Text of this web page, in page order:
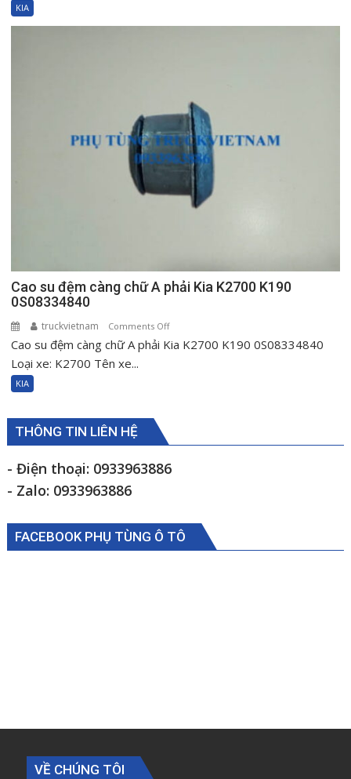
K190
0S08334840
KIA
Cao su đệm càng chữ A phải Kia K2700 K190
0S08334840
truckvietnam Comments Offon
Cao
phải
Kia
Cao su đệm càng chữ A phải Kia K2700 K190 0S08334840
Loại xe: K2700 Tên xe...
KIA
THÔNG TIN LIÊN HỆ
- Điện thoại: 0933963886
- Zalo: 0933963886
FACEBOOK PHỤ TÙNG Ô TÔ
VỀ CHÚNG TÔI